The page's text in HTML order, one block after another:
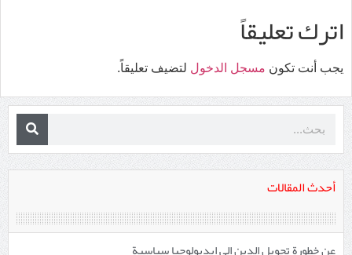
أحدث المقالات
عن خطورة تحويل الدين إلى إيديولوجيا سياسية
اترك تعليقاً
يجب أنت تكون مسجل الدخول لتضيف تعليقاً.